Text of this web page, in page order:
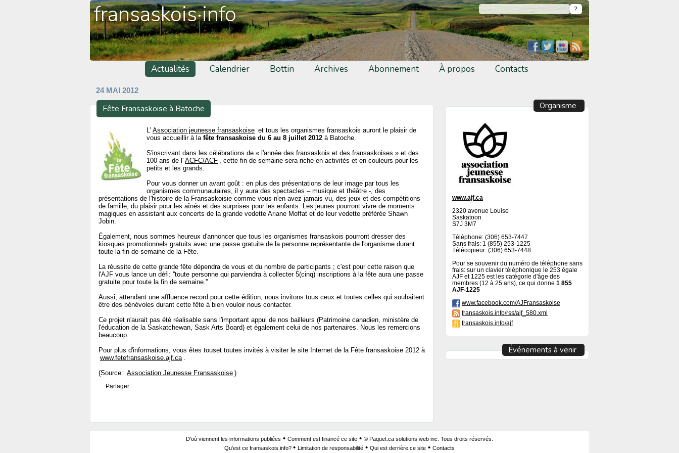
fransaskois·info
Actualités Calendrier Bottin Archives Abonnement À propos Contacts
24 MAI 2012
Fête Fransaskoise à Batoche
L' Association jeunesse fransaskoise et tous les organismes fransaskois auront le plaisir de
vous accueillir à la fête fransaskoise du 6 au 8 juillet 2012 à Batoche.
S'inscrivant dans les célébrations de « l'année des fransaskois et des fransaskoises » et des
100 ans de l' ACFC/ACF , cette fin de semaine sera riche en activités et en couleurs pour les
petits et les grands.
Pour vous donner un avant goût : en plus des présentations de leur image par tous les
organismes communautaires, il y aura des spectacles – musique et théâtre -, des
présentations de l'histoire de la Fransaskoisie comme vous n'en avez jamais vu, des jeux et des compétitions
de famille, du plaisir pour les aînés et des surprises pour les enfants. Les jeunes pourront vivre de moments
magiques en assistant aux concerts de la grande vedette Ariane Moffat et de leur vedette préférée Shawn
Jobin.
Également, nous sommes heureux d'annoncer que tous les organismes fransaskois pourront dresser des
kiosques promotionnels gratuits avec une passe gratuite de la personne représentante de l'organisme durant
toute la fin de semaine de la Fête.
La réussite de cette grande fête dépendra de vous et du nombre de participants ; c'est pour cette raison que
l'AJF vous lance un défi: ''toute personne qui parviendra à collecter 5(cinq) inscriptions à la fête aura une passe
gratuite pour toute la fin de semaine.''
Aussi, attendant une affluence record pour cette édition, nous invitons tous ceux et toutes celles qui souhaitent
être des bénévoles durant cette fête à bien vouloir nous contacter.
Ce projet n'aurait pas été réalisable sans l'important appui de nos bailleurs (Patrimoine canadien, ministère de
l'éducation de la Saskatchewan, Sask Arts Board) et également celui de nos partenaires. Nous les remercions
beaucoup.
Pour plus d'informations, vous êtes touset toutes invités à visiter le site Internet de la Fête fransaskoise 2012 à
www.fetefransaskoise.ajf.ca .
(Source: Association Jeunesse Fransaskoise )
Partager:
Organisme
www.ajf.ca
2320 avenue Louise
Saskatoon
S7J 3M7
Téléphone: (306) 653-7447
Sans frais: 1 (855) 253-1225
Télécopieur: (306) 653-7448
Pour se souvenir du numéro de téléphone sans
frais: sur un clavier téléphonique le 253 égale
AJF et 1225 est les catégorie d'âge des
membres (12 à 25 ans), ce qui donne 1 855
AJF-1225
www.facebook.com/AJFransaskoise
fransaskois.info/rss/ajf_580.xml
fransaskois.info/ajf
Événements à venir
D'où viennent les informations publiées • Comment est financé ce site • © Paquet.ca solutions web inc. Tous droits réservés.
Qu'est ce fransaskois.info? • Limitation de responsabilité • Qui est derrière ce site • Contacts